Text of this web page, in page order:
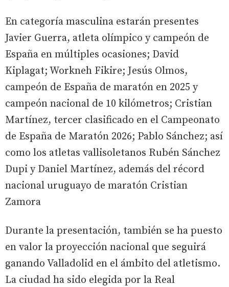
En categoría masculina estarán presentes
Javier Guerra, atleta olímpico y campeón de
España en múltiples ocasiones; David
Kiplagat; Workneh Fikire; Jesús Olmos,
campeón de España de maratón en 2025 y
campeón nacional de 10 kilómetros; Cristian
Martínez, tercer clasificado en el Campeonato
de España de Maratón 2026; Pablo Sánchez; así
como los atletas vallisoletanos Rubén Sánchez
Dupi y Daniel Martínez, además del récord
nacional uruguayo de maratón Cristian
Zamora
Durante la presentación, también se ha puesto
en valor la proyección nacional que seguirá
ganando Valladolid en el ámbito del atletismo.
La ciudad ha sido elegida por la Real